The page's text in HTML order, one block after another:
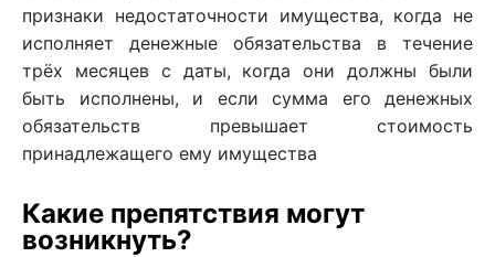
признаки недостаточности имущества, когда не
исполняет денежные обязательства в течение
трёх месяцев с даты, когда они должны были
быть исполнены, и если сумма его денежных
обязательств превышает стоимость
принадлежащего ему имущества
Какие препятствия могут
возникнуть?